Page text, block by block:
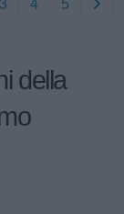
3 4 5
della